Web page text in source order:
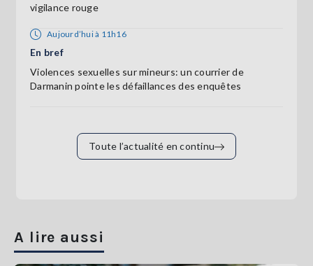
vigilance rouge
Aujourd’hui à 11h16
En bref
Violences sexuelles sur mineurs: un courrier de
Darmanin pointe les défaillances des enquêtes
Toute l’actualité en continu
A lire aussi